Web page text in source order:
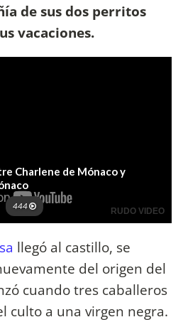
de sus dos perritos
vacaciones.
llegó al castillo, se
del origen del
cuando tres caballeros
culto a una virgen negra.